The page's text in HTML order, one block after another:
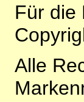
Für die
Alle